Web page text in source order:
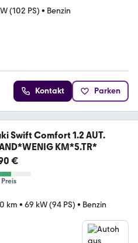
(102 PS) • Benzin
Kontakt Parken
Swift Comfort 1.2 AUT.
KM*5.TR*
€
km • 69 kW (94 PS) • Benzin